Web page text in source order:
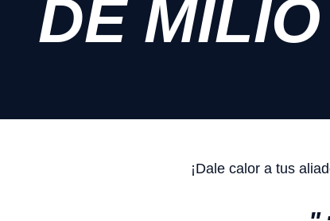
DE MILIO
¡Dale calor a tus